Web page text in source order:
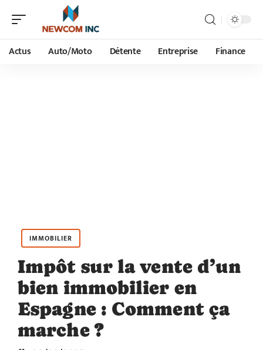
Actus Auto/Moto Détente Entreprise Finance
IMMOBILIER
Impôt sur la vente d’un
bien immobilier en
Espagne : Comment ça
marche ?